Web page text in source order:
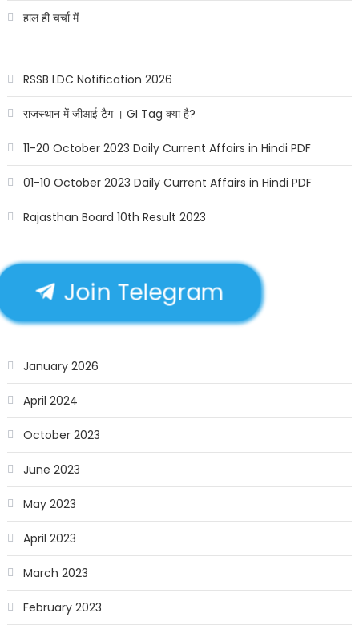
हाल ही चर्चा में
RSSB LDC Notification 2026
राजस्थान में जीआई टैग । GI Tag क्या है?
11-20 October 2023 Daily Current Affairs in Hindi PDF
01-10 October 2023 Daily Current Affairs in Hindi PDF
Rajasthan Board 10th Result 2023
Join Telegram
January 2026
April 2024
October 2023
June 2023
May 2023
April 2023
March 2023
February 2023